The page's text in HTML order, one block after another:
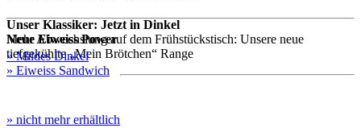
Mehr Abwechslung auf dem Frühstückstisch: Unsere neue
tiefgekühlte „Mein Brötchen“ Range
» nicht mehr erhältlich
Unser Klassiker: Jetzt in Dinkel
» Mildes Dinkel
Neue Eiweiss Power
» Eiweiss Sandwich